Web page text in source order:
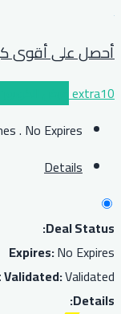
أحصل على أقوى
extra10
. No Expires
Details
Deal Status:
Expires:No Expires
Validated:Validated
Details: